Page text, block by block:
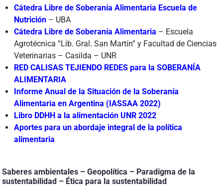
Cátedra Libre de Soberanía Alimentaria Escuela de
Nutrición – UBA
Cátedra Libre de Soberanía Alimentaria – Escuela
Agrotécnica “Lib. Gral. San Martín” y Facultad de Ciencias
Veterinarias – Casilda – UNR
RED CALISAS TEJIENDO REDES para la SOBERANÍA
ALIMENTARIA
Informe Anual de la Situación de la Soberanía
Alimentaria en Argentina (IASSAA 2022)
Libro DDHH a la alimentación UNR 2022
Aportes para un abordaje integral de la política
alimentaria
Saberes ambientales – Geopolítica – Paradigma de la
sustentabilidad – Ética para la sustentabilidad